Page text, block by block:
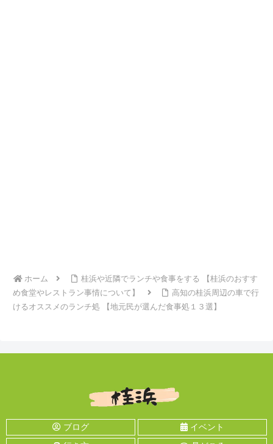
ホーム
桂浜や近隣でランチや食事をする 【桂浜のおすす
め食堂やレストラン事情について】
高知の桂浜周辺の車で行
けるオススメのランチ処 【地元民が選んだ食事処１３選】
ブログ
イベント